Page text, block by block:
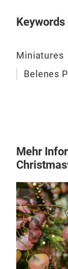
Keywords
Miniatures
Belenes
Mehr